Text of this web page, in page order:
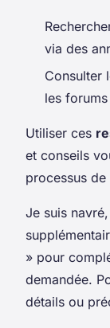
via des
Consulter
les
Utiliser ces
et conseils
processus
Je suis
» pour
demandée.
détails ou